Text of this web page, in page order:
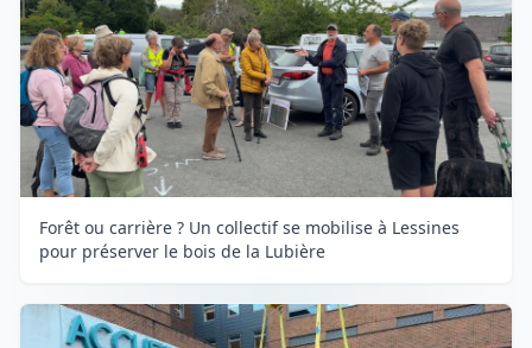
Forêt ou carrière ? Un collectif se mobilise à Lessines
pour préserver le bois de la Lubière